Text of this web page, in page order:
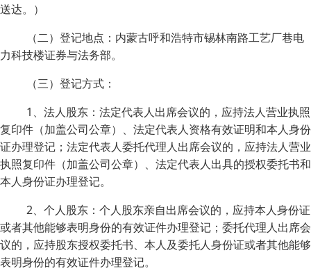
送达。）
（二）登记地点：内蒙古呼和浩特市锡林南路工艺厂巷电
力科技楼证券与法务部。
（三）登记方式：
1、法人股东：法定代表人出席会议的，应持法人营业执照
复印件（加盖公司公章）、法定代表人资格有效证明和本人身份
证办理登记；法定代表人委托代理人出席会议的，应持法人营业
执照复印件（加盖公司公章）、法定代表人出具的授权委托书和
本人身份证办理登记。
2、个人股东：个人股东亲自出席会议的，应持本人身份证
或者其他能够表明身份的有效证件办理登记；委托代理人出席会
议的，应持股东授权委托书、本人及委托人身份证或者其他能够
表明身份的有效证件办理登记。